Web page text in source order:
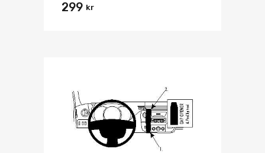
299 kr